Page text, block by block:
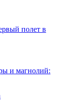
полет в
и магнолий: